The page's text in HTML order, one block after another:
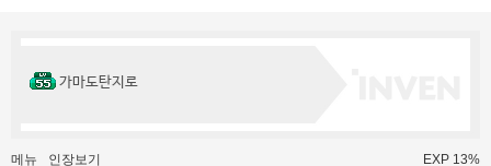
가마도탄지로
메뉴 인장보기 EXP 13%